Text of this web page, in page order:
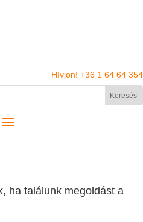
Hívjon! +36 1 64 64 354
ha találunk megoldást a